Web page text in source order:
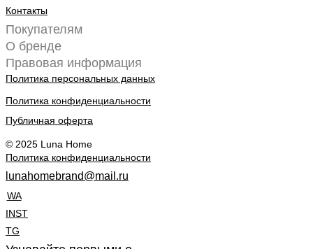
Контакты
Покупателям
О бренде
Правовая информация
Политика персональных данных
Политика конфиденциальности
Публичная оферта
© 2025 Luna Home
Политика конфиденциальности
lunahomebrand@mail.ru
WA
INST
TG